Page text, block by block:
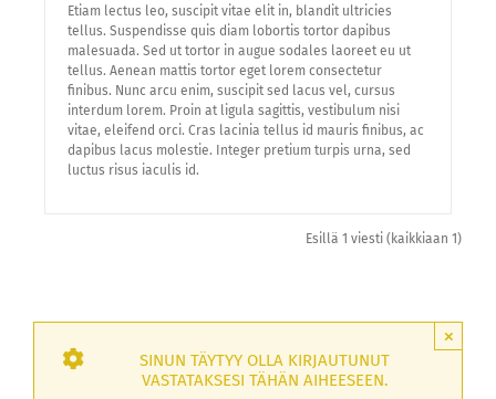
Etiam lectus leo, suscipit vitae elit in, blandit ultricies
tellus. Suspendisse quis diam lobortis tortor dapibus
malesuada. Sed ut tortor in augue sodales laoreet eu ut
tellus. Aenean mattis tortor eget lorem consectetur
finibus. Nunc arcu enim, suscipit sed lacus vel, cursus
interdum lorem. Proin at ligula sagittis, vestibulum nisi
vitae, eleifend orci. Cras lacinia tellus id mauris finibus, ac
dapibus lacus molestie. Integer pretium turpis urna, sed
luctus risus iaculis id.
Esillä 1 viesti (kaikkiaan 1)
×
SINUN TÄYTYY OLLA KIRJAUTUNUT
VASTATAKSESI TÄHÄN AIHEESEEN.